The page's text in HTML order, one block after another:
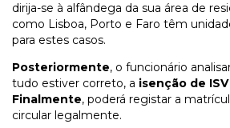
dirija-se à alfândega da sua área de
como Lisboa, Porto e Faro têm
para estes casos.
Posteriormente, o funcionário
tudo estiver correto, a isenção de ISV
Finalmente, poderá registar a
circular legalmente.